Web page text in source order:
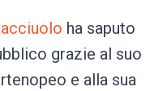
ha saputo
grazie al suo
e alla sua